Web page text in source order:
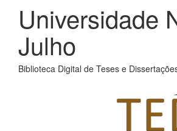
Universidade
Julho
Biblioteca Digital de Teses e